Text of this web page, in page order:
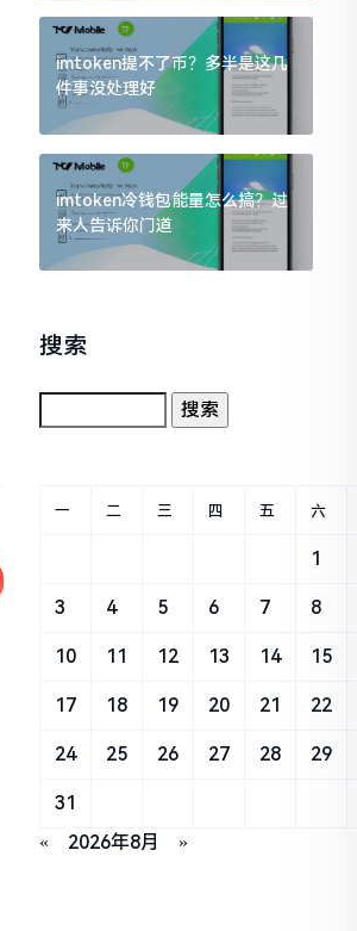
imtoken提不了币？多半是这几
件事没处理好
imtoken冷钱包能量怎么搞？过
来人告诉你门道
搜索
« 2026年8月 »
一 二 三 四 五 六
1
3 4 5 6 7 8
10 11 12 13 14 15
17 18 19 20 21 22
24 25 26 27 28 29
31